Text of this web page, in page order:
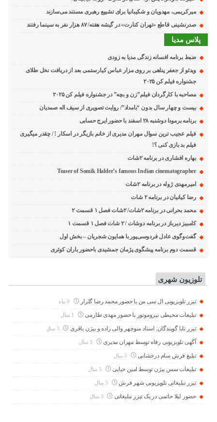
میرکریمی، مهدویان و شکیبانیا برای تشییع رهبری مستند می‌سازند
صدرنشینی قاطع «تهران کنارت» در گیشه هفته/ ۸۷ هزار نفر به سینما رفتند
پلاس مدیا
ضبط برنامه افسانه زندگی مدیا به زودی
ویدئو از جعفر پناهی بر روی مزار عباس کیارستمی بعد از دریافت نخل طلای
جشنواره فیلم کن ۲۰۲۵
مصاحبه با کارگردان فیلم”زن و بچه” در جشنواره فیلم کن ۲۰۲۵
بیست و چهار سال بدون “بامداد”/ روایت تصویری از سیف اله صمدیان
برنامه برمودا دوشنبه ۲۸ اسفند با حضور ایرج حسابی
فیلم عجیب ترین سوال مهران مدیری از خانم بازیگر در اسکار ! / چقدر میگیری
فیلم بد بازی کنی ؟!
بهاره افشاری در برنامه ۲شات
Teaser of Somik Halder’s famous Indian cinematographer
امیرمهدی ژوله در برنامه ۲شات
رضا کیانیان در برنامه ۲ شات
محمد بحرانی در برنامه ۲شات/ ۲شات فصل ۱ قسمت ۲
کامبیز دیرباز در برنامه دوشات / ۲ شات فصل ۱ قسمت ۱
گفت‌وگوی عادل فردوسی‌پور با همایون شجریان – بخش اول
قسمت دوم برنامه پیشگوی پژمان جمشیدی باحضور باران کوثری
تلوزیون شهری
تیزر تلویزیونی ال سی من با حضور محمد رضا گلزار
تبلیغات محیطی نیروموتور با حضور مهدی طارمی
تیزر تابا گویندگان; استاد منوچهر والی زاده و بیژن باقری
آگهی تلویزیونی رفاه توسط مهران مدیری
تبلیغ فرش سام درخشانی
تبلیغات سس بیژن توسط امین حیایی
تیزر تبلیغاتی تلویزیونی شهر فرش
حضور لیلا حاتمی در یک تیزر تبلیغاتی